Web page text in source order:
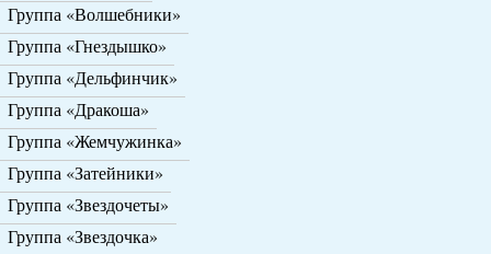
Группа «Волшебники»
Группа «Гнездышко»
Группа «Дельфинчик»
Группа «Дракоша»
Группа «Жемчужинка»
Группа «Затейники»
Группа «Звездочеты»
Группа «Звездочка»